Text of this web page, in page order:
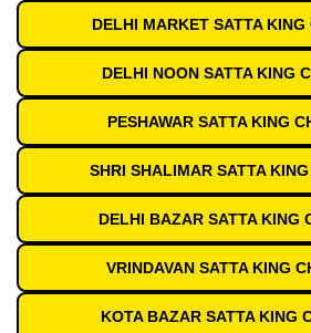
DELHI MARKET SATTA
DELHI NOON SATTA KING
PESHAWAR SATTA KING
SHRI SHALIMAR SATTA
DELHI BAZAR SATTA KING
VRINDAVAN SATTA KING
KOTA BAZAR SATTA KING